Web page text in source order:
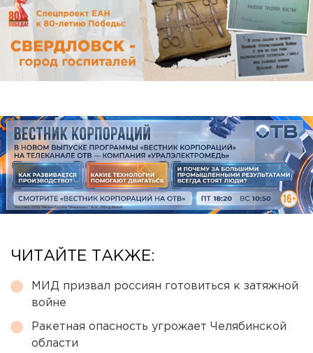
ЧИТАЙТЕ ТАКЖЕ:
МИД призвал россиян готовиться к затяжной
войне
Ракетная опасность угрожает Челябинской
области